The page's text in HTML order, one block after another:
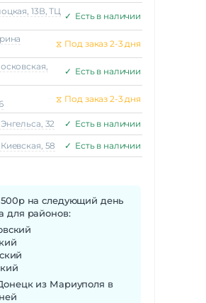
13В, ТЦ ✓ Есть в наличии
⧖ Под заказ 2-3 дня
✓ Есть в наличии
⧖ Под заказ 2-3 дня
32 ✓ Есть в наличии
58 ✓ Есть в наличии
500р на следующий день
для районов:
из Мариуполя в